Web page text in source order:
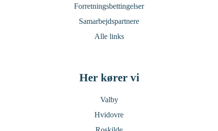
Forretningsbettingelser
Samarbejdspartnere
Alle links
Her kører vi
Valby
Hvidovre